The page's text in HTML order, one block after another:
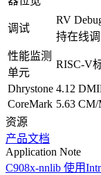
调试
RV
持在线
性能监测
单元
RISC-V
Dhrystone 4.12
CoreMark 5.63
资源
产品文档
Application Note
C908x-nnlib 使用